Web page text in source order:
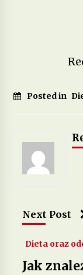
Posted in
Next Post
Dieta oraz
Jak